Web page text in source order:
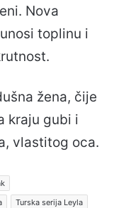
Nova
toplinu i
žena, čije
kraju gubi i
vlastitog oca.
Turska serija Leyla